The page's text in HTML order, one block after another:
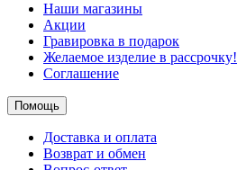
Наши магазины
Акции
Гравировка в подарок
Желаемое изделие в рассрочку!
Соглашение
Помощь
Доставка и оплата
Возврат и обмен